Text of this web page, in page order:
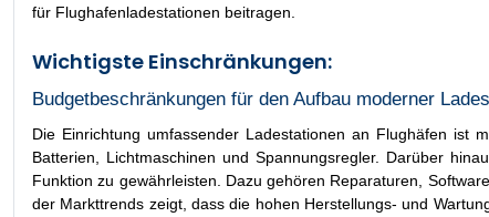
für Flughafenladestationen beitragen.
Wichtigste Einschränkungen:
Budgetbeschränkungen für den Aufbau moderner
Die Einrichtung umfassender Ladestationen an Flughäfen ist
Batterien, Lichtmaschinen und Spannungsregler. Darüber
Funktion zu gewährleisten. Dazu gehören Reparaturen,
der Markttrends zeigt, dass die hohen Herstellungs- und